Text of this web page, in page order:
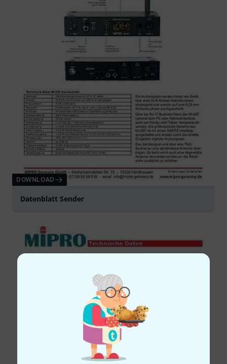
DOWNLOAD
Datenblatt Sender